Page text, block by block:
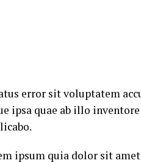
error sit voluptatem
ipsa quae ab illo
ipsum quia dolor sit